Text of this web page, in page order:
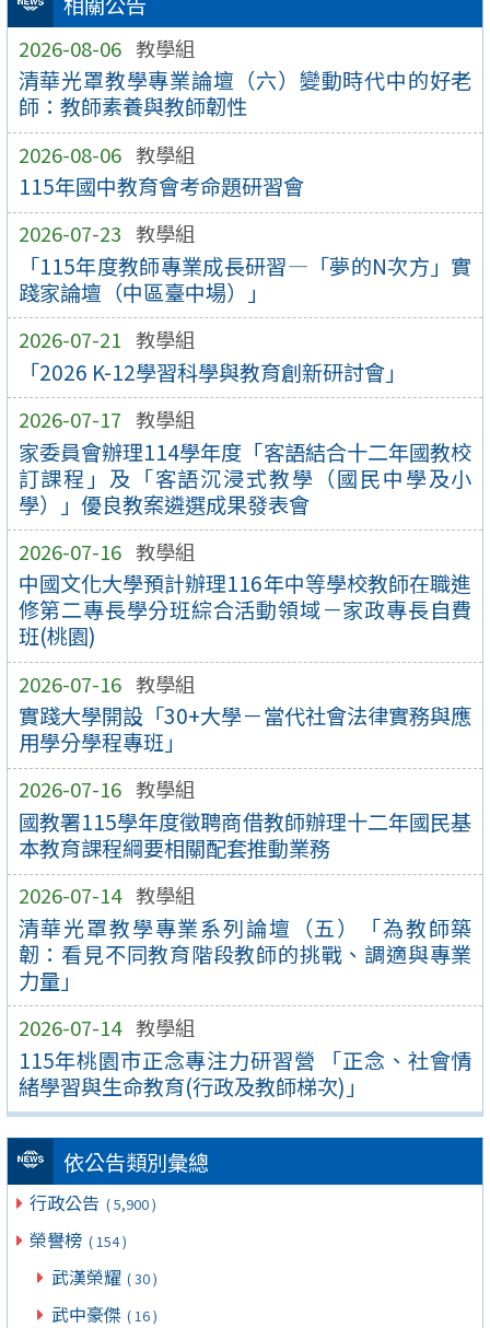
2026-08-06 教學組
清華光罩教學專業論壇（六）變動時代中的好老
師：教師素養與教師韌性
2026-08-06 教學組
115年國中教育會考命題研習會
2026-07-23 教學組
「115年度教師專業成長研習—「夢的N次方」實
踐家論壇（中區臺中場）」
2026-07-21 教學組
「2026 K-12學習科學與教育創新研討會」
2026-07-17 教學組
家委員會辦理114學年度「客語結合十二年國教校
訂課程」及「客語沉浸式教學（國民中學及小
學）」優良教案遴選成果發表會
2026-07-16 教學組
中國文化大學預計辦理116年中等學校教師在職進
修第二專長學分班綜合活動領域－家政專長自費
班(桃園)
2026-07-16 教學組
實踐大學開設「30+大學－當代社會法律實務與應
用學分學程專班」
2026-07-16 教學組
國教署115學年度徵聘商借教師辦理十二年國民基
本教育課程綱要相關配套推動業務
2026-07-14 教學組
清華光罩教學專業系列論壇（五）「為教師築
韌：看見不同教育階段教師的挑戰、調適與專業
力量」
2026-07-14 教學組
115年桃園市正念專注力研習營 「正念、社會情
緒學習與生命教育(行政及教師梯次)」
依公告類別彙總
行政公告 ( 5,900 )
榮譽榜 ( 154 )
武漢榮耀 ( 30 )
武中豪傑 ( 16 )